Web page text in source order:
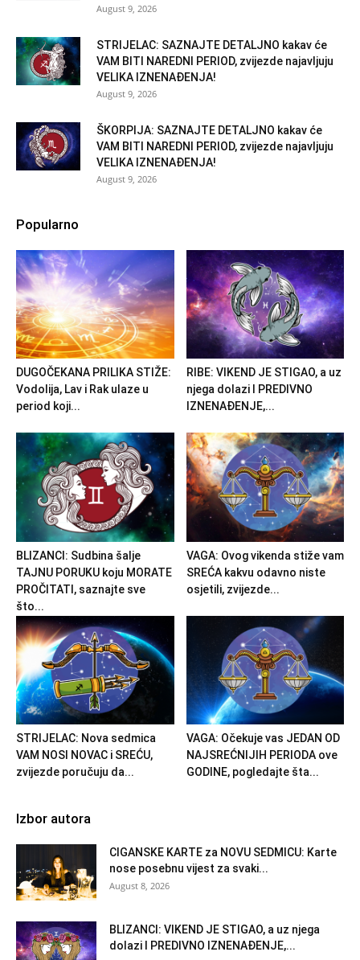
August 9, 2026
STRIJELAC: SAZNAJTE DETALJNO kakav će
VAM BITI NAREDNI PERIOD, zvijezde najavljuju
VELIKA IZNENAĐENJA!
August 9, 2026
ŠKORPIJA: SAZNAJTE DETALJNO kakav će
VAM BITI NAREDNI PERIOD, zvijezde najavljuju
VELIKA IZNENAĐENJA!
August 9, 2026
Popularno
DUGOČEKANA PRILIKA STIŽE:
Vodolija, Lav i Rak ulaze u
period koji...
RIBE: VIKEND JE STIGAO, a uz
njega dolazi I PREDIVNO
IZNENAĐENJE,...
BLIZANCI: Sudbina šalje
TAJNU PORUKU koju MORATE
PROČITATI, saznajte sve
što...
VAGA: Ovog vikenda stiže vam
SREĆA kakvu odavno niste
osjetili, zvijezde...
STRIJELAC: Nova sedmica
VAM NOSI NOVAC i SREĆU,
zvijezde poručuju da...
VAGA: Očekuje vas JEDAN OD
NAJSREĆNIJIH PERIODA ove
GODINE, pogledajte šta...
Izbor autora
CIGANSKE KARTE za NOVU SEDMICU: Karte
nose posebnu vijest za svaki...
August 8, 2026
BLIZANCI: VIKEND JE STIGAO, a uz njega
dolazi I PREDIVNO IZNENAĐENJE,...